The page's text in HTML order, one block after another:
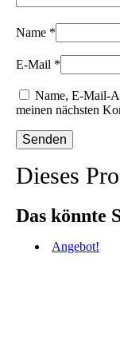
Name *
E-Mail *
Name, E-Mail-
meinen nächsten
Dieses
Das könnte
Angebot!